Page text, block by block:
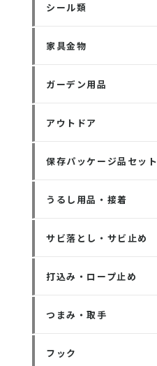
シール類
家具金物
ガーデン用品
アウトドア
保存パッケージ品セット
うるし用品・接着
サビ落とし・サビ止め
打込み・ロープ止め
つまみ・取手
フック